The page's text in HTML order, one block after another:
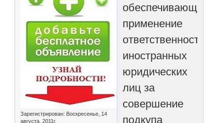
Зарегистрирован: Воскресенье, 14
августа, 2011г.
обеспечивающий
применение
ответственности
иностранных
юридических
лиц за
совершение
подкупа